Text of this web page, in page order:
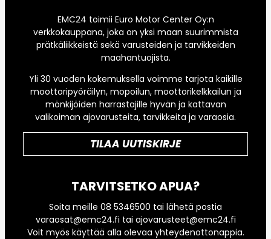
EMC24 toimii Euro Motor Center Oy:n
verkkokauppana, joka on yksi maan suurimmista
prätkäliikkeistä sekä varusteiden ja tarvikkeiden
maahantuojista.
Yli 30 vuoden kokemuksella voimme tarjota kaikille
moottoripyöräilyn, mopoilun, moottorikelkkailun ja
mönkijöiden harrastajille hyvän ja kattavan
valikoiman ajovarusteita, tarvikkeita ja varaosia.
TILAA UUTISKIRJE
TARVITSETKO APUA?
Soita meille 08 5346500 tai lähetä postia
varaosat@emc24.fi tai ajovarusteet@emc24.fi
Voit myös käyttää alla olevaa yhteydenottonappia.